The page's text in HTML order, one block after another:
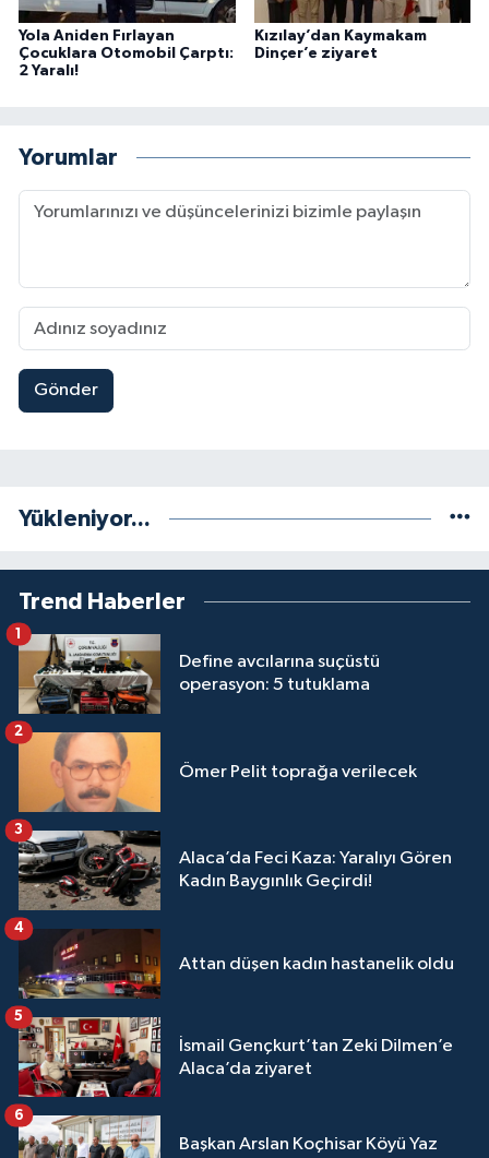
Yola Aniden Fırlayan
Çocuklara Otomobil Çarptı:
2 Yaralı!
Kızılay’dan Kaymakam
Dinçer’e ziyaret
Yorumlar
Gönder
Yükleniyor...
Trend Haberler
Define avcılarına suçüstü
operasyon: 5 tutuklama
1
Ömer Pelit toprağa verilecek
2
Alaca’da Feci Kaza: Yaralıyı Gören
Kadın Baygınlık Geçirdi!
3
Attan düşen kadın hastanelik oldu
4
İsmail Gençkurt’tan Zeki Dilmen’e
Alaca’da ziyaret
5
Başkan Arslan Koçhisar Köyü Yaz
6